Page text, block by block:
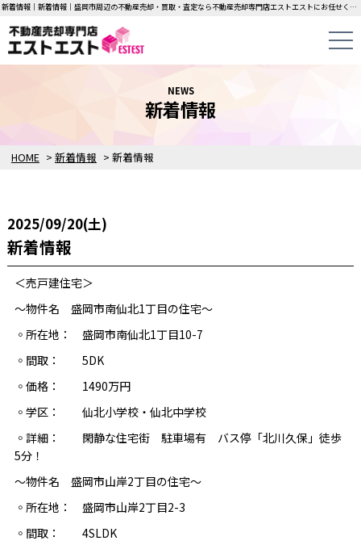
新着情報｜新着情報｜盛岡市周辺の不動産売却・買取・査定なら不動産売却専門店エストエストにお任せください！中古一戸建て・マンション・土地の即日無料査定・即金買取を行っています！
NEWS
新着情報
HOME > 新着情報 > 新着情報
2025/09/20(土)
新着情報
＜売戸建住宅＞
～物件名 盛岡市南仙北1丁目の住宅～
◦所在地： 盛岡市南仙北1丁目10-7
◦間取： 5DK
◦価格： 1490万円
◦学区： 仙北小学校・仙北中学校
◦詳細： 閑静な住宅街 駐車場有 バス停「北川久保」徒歩
5分！
～物件名 盛岡市山岸2丁目の住宅～
◦所在地： 盛岡市山岸2丁目2-3
◦間取： 4SLDK